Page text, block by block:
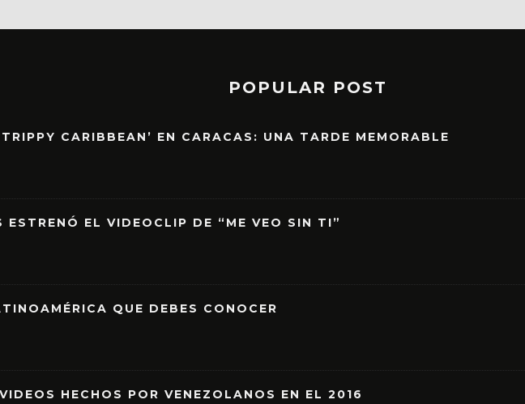
POPULAR POST
CARIBBEAN’ EN CARACAS: UNA TARDE MEMORABLE
ESTRENÓ EL VIDEOCLIP DE “ME VEO SIN TI”
QUE DEBES CONOCER
HECHOS POR VENEZOLANOS EN EL 2016